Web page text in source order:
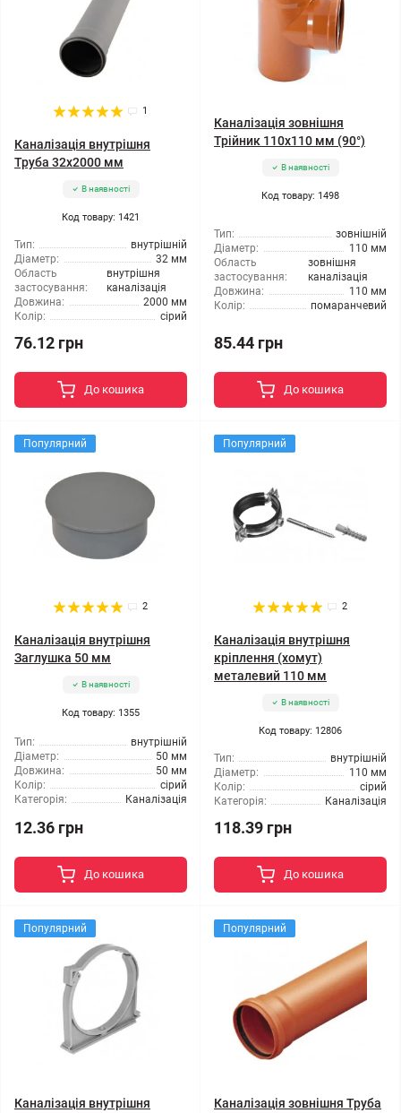
1
Каналізація внутрішня
Труба 32x2000 мм
В наявності
Код товару: 1421
Тип:
внутрішній
Діаметр:
32 мм
Область
застосування:
внутрішня
каналізація
Довжина:
2000 мм
Колір:
сірий
76.12 грн
До кошика
Каналізація зовнішня
Трійник 110x110 мм (90°)
В наявності
Код товару: 1498
Тип:
зовнішній
Діаметр:
110 мм
Область
застосування:
зовнішня
каналізація
Довжина:
110 мм
Колір:
помаранчевий
85.44 грн
До кошика
Популярний
2
Каналізація внутрішня
Заглушка 50 мм
В наявності
Код товару: 1355
Тип:
внутрішній
Діаметр:
50 мм
Довжина:
50 мм
Колір:
сірий
Категорія:
Каналізація
12.36 грн
До кошика
Популярний
2
Каналізація внутрішня
кріплення (хомут)
металевий 110 мм
В наявності
Код товару: 12806
Тип:
внутрішній
Діаметр:
110 мм
Колір:
сірий
Категорія:
Каналізація
118.39 грн
До кошика
Популярний
Каналізація внутрішня
Популярний
Каналізація зовнішня Труба